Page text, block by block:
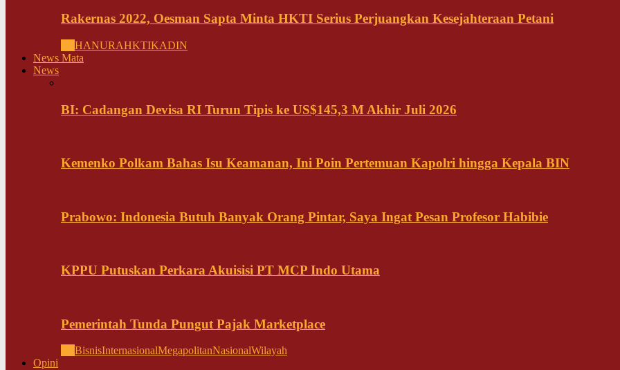
Rakernas 2022, Oesman Sapta Minta HKTI Serius Perjuangkan Kesejahteraan Petani
HANURAHKTIKADIN
News Mata
News
BI: Cadangan Devisa RI Turun Tipis ke US$145,3 M Akhir Juli 2026
Kemenko Polkam Bahas Isu Keamanan, Ini Poin Pertemuan Kapolri hingga Kepala BIN
Prabowo: Indonesia Butuh Banyak Orang Pintar, Saya Ingat Pesan Profesor Habibie
KPPU Putuskan Perkara Akuisisi PT MCP Indo Utama
Pemerintah Tunda Pungut Pajak Marketplace
BisnisInternasionalMegapolitanNasionalWilayah
Opini